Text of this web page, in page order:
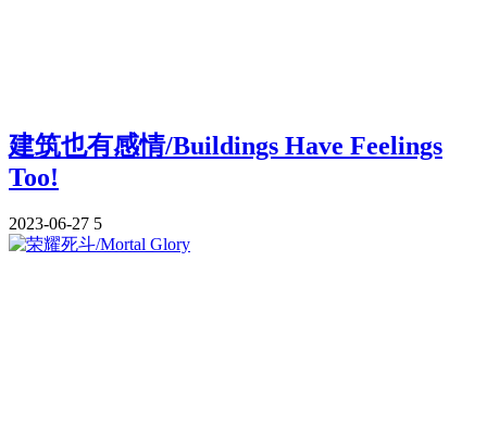
建筑也有感情/Buildings Have Feelings
Too!
2023-06-27 5